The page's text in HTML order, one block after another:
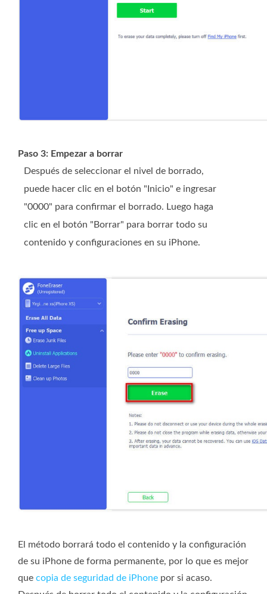
Paso 3: Empezar a borrar
Después de seleccionar el nivel de borrado,
puede hacer clic en el botón "Inicio" e ingresar
"0000" para confirmar el borrado. Luego haga
clic en el botón "Borrar" para borrar todo su
contenido y configuraciones en su iPhone.
El método borrará todo el contenido y la configuración
de su iPhone de forma permanente, por lo que es mejor
que copia de seguridad de iPhone por si acaso.